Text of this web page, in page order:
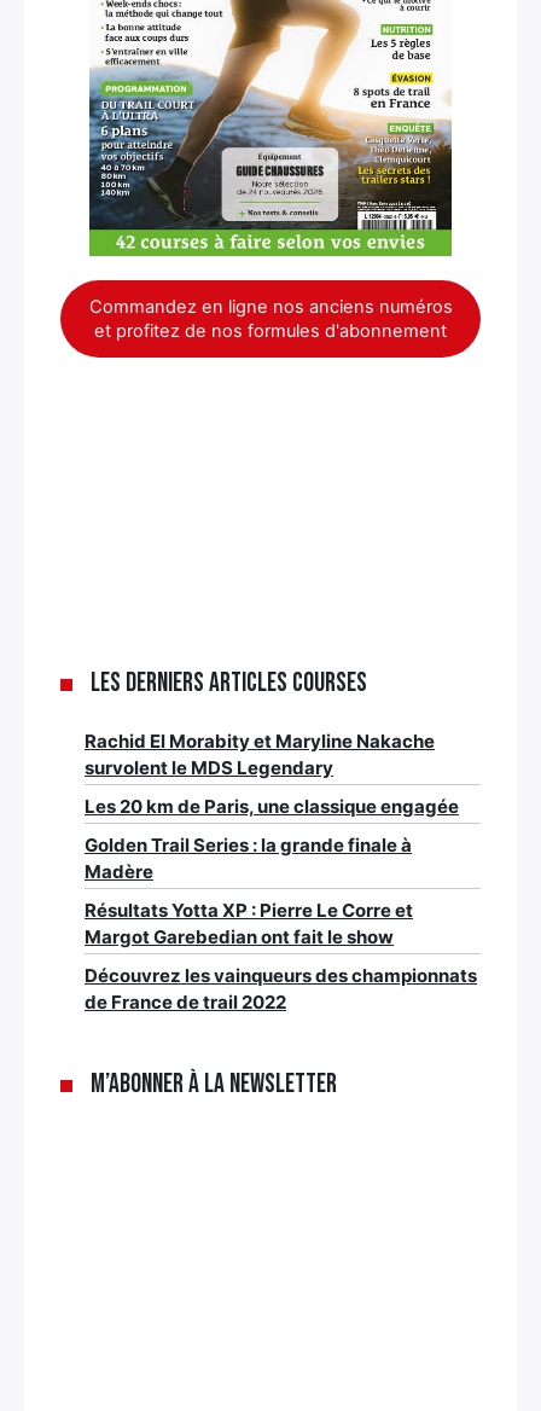
Commandez en ligne nos anciens numéros
et profitez de nos formules d'abonnement
Les derniers articles Courses
Rachid El Morabity et Maryline Nakache
survolent le MDS Legendary
Les 20 km de Paris, une classique engagée
Golden Trail Series : la grande finale à
Madère
Résultats Yotta XP : Pierre Le Corre et
Margot Garebedian ont fait le show
Découvrez les vainqueurs des championnats
de France de trail 2022
M’abonner à la newsletter
Rechercher